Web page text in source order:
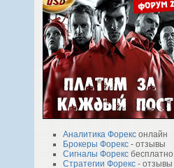
Аналитика Форекс онлайн
Брокеры Форекс - отзывы
Сигналы Форекс бесплатно
Стратегии Форекс - отзывы